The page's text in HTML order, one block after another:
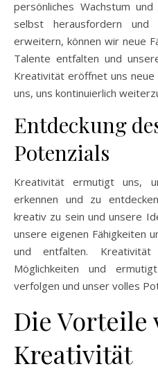
persönliches Wachstum
selbst herausfordern und
erweitern, können wir neue
Talente entfalten und
Kreativität eröffnet uns
uns, uns kontinuierlich
Entdeckung
Potenzials
Kreativität ermutigt uns,
erkennen und zu
kreativ zu sein und unsere
unsere eigenen Fähigkeiten
und entfalten.
Möglichkeiten und
verfolgen und unser volles
Die Vorteile
Kreativität